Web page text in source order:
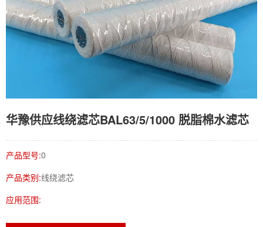
华豫供应线绕滤芯BAL63/5/1000 脱脂棉水滤芯
产品型号:0
产品类别:线绕滤芯
应用范围: